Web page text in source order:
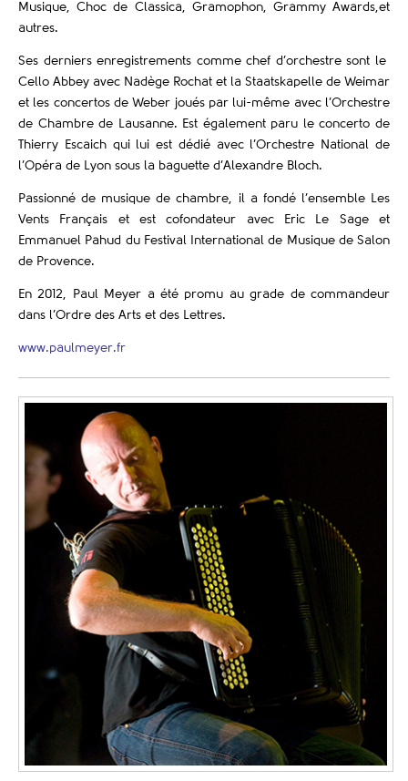
Musique, Choc de Classica, Gramophon, Grammy Awards,et
autres.
Ses derniers enregistrements comme chef d’orchestre sont le
Cello Abbey avec Nadège Rochat et la Staatskapelle de Weimar
et les concertos de Weber joués par lui-même avec l’Orchestre
de Chambre de Lausanne. Est également paru le concerto de
Thierry Escaich qui lui est dédié avec l’Orchestre National de
l’Opéra de Lyon sous la baguette d’Alexandre Bloch.
Passionné de musique de chambre, il a fondé l’ensemble Les
Vents Français et est cofondateur avec Eric Le Sage et
Emmanuel Pahud du Festival International de Musique de Salon
de Provence.
En 2012, Paul Meyer a été promu au grade de commandeur
dans l’Ordre des Arts et des Lettres.
www.paulmeyer.fr